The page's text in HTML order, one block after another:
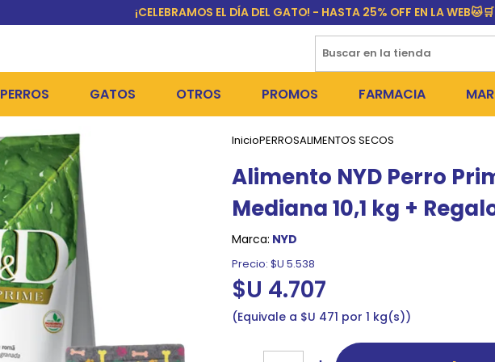
¡CELEBRAMOS EL DÍA DEL GATO! - HASTA 25% OFF EN LA WEB🐱🛒
PERROS
ALIMENTOS SECOS
ALIMENTOS HÚMEDOS Y SNACKS
HIGIENE, PELUQUERÍA Y COSMÉTICA
CAMAS Y CASETAS
BOLSOS Y TRANSPORTADORAS
BOLSAS PARA MATERIA
COLLARES, ARNESES Y CORREAS
GATOS
ALIMENTOS HÚMEDOS Y SNACKS
COMEDEROS Y BEBEDEROS
JUGUETES Y RASCADORES
COLLARES Y ACCESORIOS
OTROS PROMOS
PERROS
GATOS
FARMACIA
PULGUICIDAS Y
COLLARES ISABELINOS Y
InicioPERROSALIMENTOS SECOS
Alimento NYD Perro
Mediana 10,1 kg +
Marca: NYD
Precio: $U 5.538
$U 4.707
Equivale a $U 471 por 1 kg(s)